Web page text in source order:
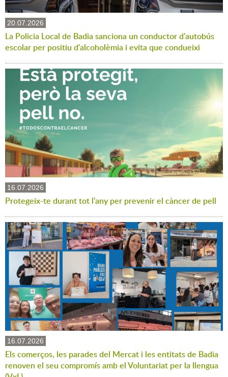
20.07.2026
La Policia Local de Badia sanciona un conductor d'autobús
escolar per positiu d'alcoholèmia i evita que condueixi
16.07.2026
Protegeix-te durant tot l'any per prevenir el càncer de pell
16.07.2026
Els comerços, les parades del Mercat i les entitats de Badia
renoven el seu compromís amb el Voluntariat per la llengua